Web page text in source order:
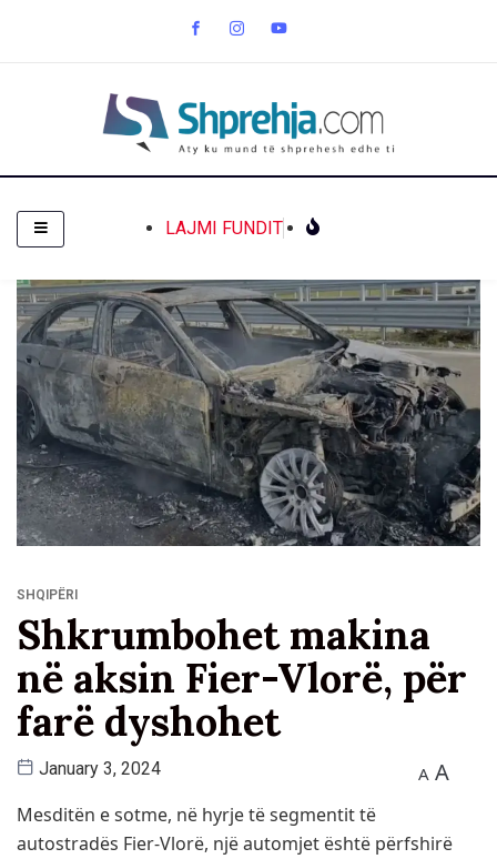
LAJMI FUNDIT
SHQIPËRI
Shkrumbohet makina
në aksin Fier-Vlorë, për
ҫfarë dyshohet
January 3, 2024 A A
Mesditën e sotme, në hyrje të segmentit të
autostradës Fier-Vlorë, një automjet është përfshirë